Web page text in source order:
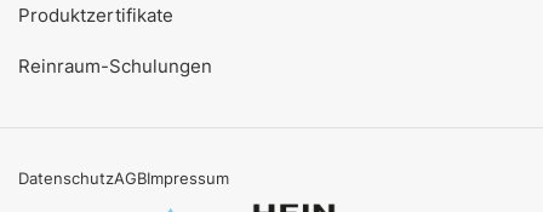
Produktzertifikate
Reinraum-Schulungen
DatenschutzAGBImpressum